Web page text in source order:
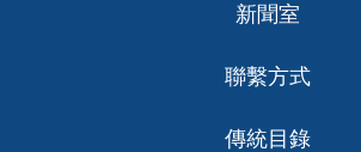
新聞室
聯繫方式
傳統目錄